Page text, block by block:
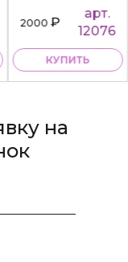
2000₽
арт.
12076
КУПИТЬ
на